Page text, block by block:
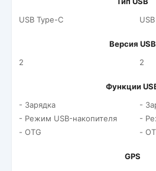
USB Type-C
Версия USB
2
2
Функции
- Зарядка
- Режим USB-накопителя
- OTG
-
-
-
GPS